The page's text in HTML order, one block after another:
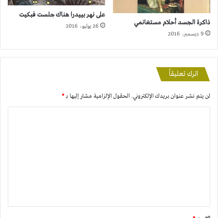
ذاكرة الجسد أحلام مستغانمي
9 ديسمبر، 2016
على نهر بييدرا هناك جلست فبكيت
26 يوليو، 2016
اترك تعليقاً
لن يتم نشر عنوان بريدك الإلكتروني. الحقول الإلزامية مشار إليها بـ*
*